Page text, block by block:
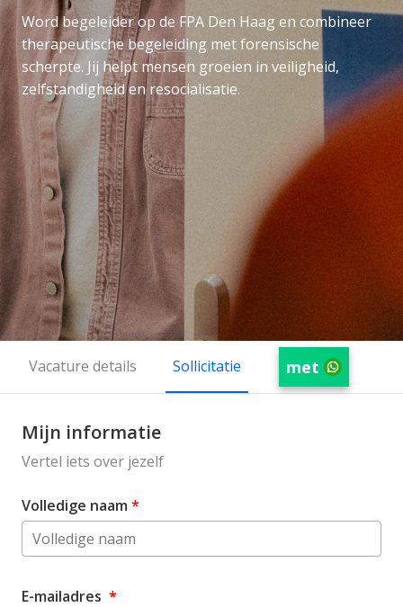
Word begeleider op de FPA Den Haag en combineer
therapeutische begeleiding met forensische
scherpte. Jij helpt mensen groeien in veiligheid,
zelfstandigheid en resocialisatie.
Vacature details Sollicitatie met
Mijn informatie
Vertel iets over jezelf
Volledige naam *
E-mailadres *